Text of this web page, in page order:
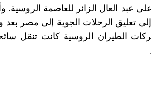
عبد العال الزائر للعاصمة
تعليق الرحلات الجوية إلى مصر بعد
الطيران الروسية كانت تنقل